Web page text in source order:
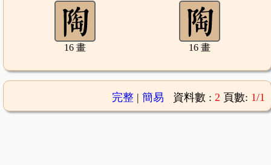
16 畫 16 畫
完整| 簡易 資料數 : 2 頁數: 1/1